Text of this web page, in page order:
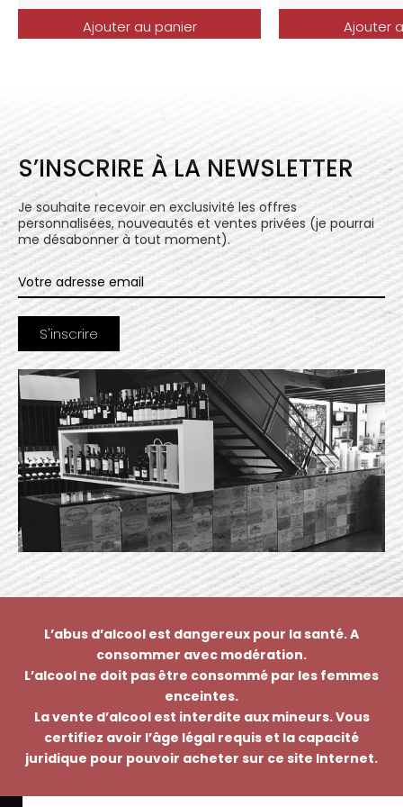
Ajouter au panier Ajouter
S’INSCRIRE À LA NEWSLETTER
Je souhaite recevoir en exclusivité les offres
personnalisées, nouveautés et ventes privées (je pourrai
me désabonner à tout moment).
L’abus d’alcool est dangereux pour la santé. A
consommer avec modération.
L’alcool ne doit pas être consommé par les femmes
enceintes.
La vente d’alcool est interdite aux mineurs. Vous
certifiez avoir l’âge légal requis et la capacité
juridique pour pouvoir acheter sur ce site Internet.